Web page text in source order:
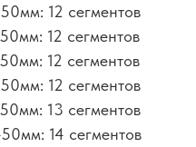
12 сегментов
12 сегментов
12 сегментов
12 сегментов
13 сегментов
14 сегментов